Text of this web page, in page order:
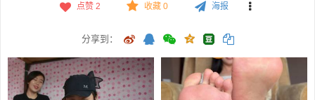
点赞 2 收藏 0 海报
分享到：